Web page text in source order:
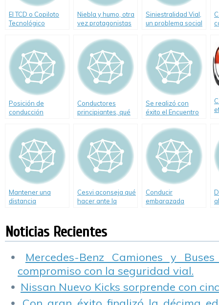
El TCD o Copiloto
Tecnológico
Niebla y humo, otra
vez protagonistas
accidente
Siniestralidad Vial,
un problema social
Posición de
conducción
Conductores
principiantes, qué
Se realizó con
éxito el Encuentro
Escuelas de
Conductores
Mantener una
distancia
mejor manera de
evitar choques
Cesvi aconseja qué
hacer ante la
peligrosos
Conducir
embarazada
Noticias Recientes
Mercedes-Benz Camiones y
compromiso con la seguridad vial.
Nissan Nuevo Kicks sorprende con